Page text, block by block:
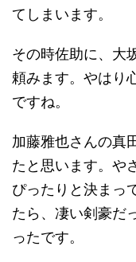
てしまいます。
その時佐助に、大
頼みます。やはり
ですね。
加藤雅也さんの真
たと思います。や
ぴったりと決まっ
たら、凄い剣豪だ
ったです。